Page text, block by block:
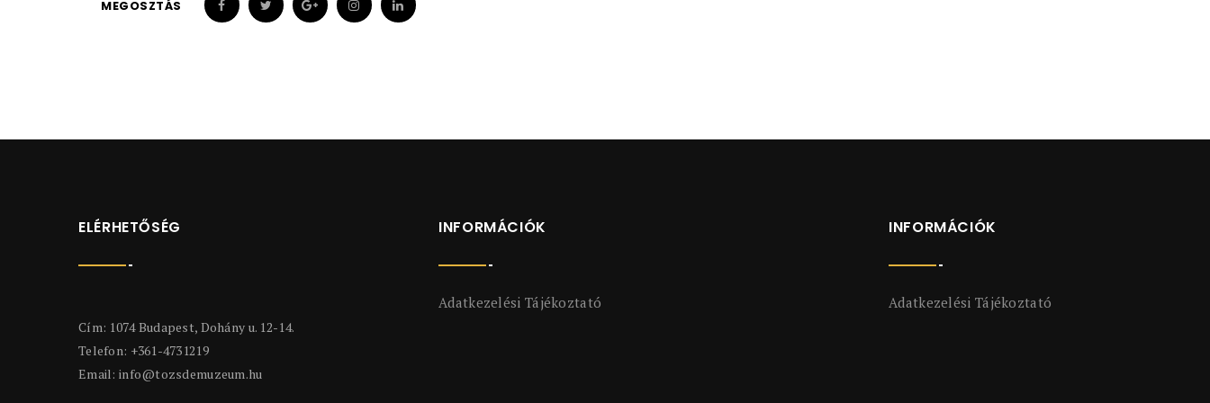
MEGOSZTÁS
ELÉRHETŐSÉG
Cím: 1074 Budapest, Dohány u. 12-14.
Telefon: +361-4731219
Email: info@tozsdemuzeum.hu
INFORMÁCIÓK
Adatkezelési Tájékoztató
INFORMÁCIÓK
Adatkezelési Tájékoztató